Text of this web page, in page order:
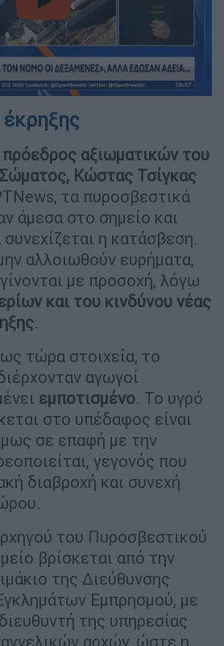
video
έκρηξης
πρόεδρος αξιωματικών του
Κώστας Τσίγκας
τα πυροσβεστικά
άμεσα στο σημείο και
η κατάσβεση.
αλλοιωθούν ευρήματα,
με προσοχή, λόγω
και του κινδύνου νέας
.
τώρα στοιχεία, το
αγωγοί
εμποτισμένο. Το υγρό
στο υπέδαφος είναι
σε επαφή με την
γεγονός που
διαβροχή και συνεχή
του Πυροσβεστικού
βρίσκεται από την
της Διεύθυνσης
Εμπρησμού, με
της υπηρεσίας
αρχών, ώστε η